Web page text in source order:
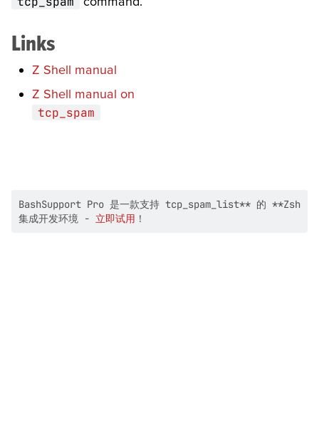
Links
Z Shell manual
Z Shell manual on
tcp_spam
BashSupport Pro 是一款支持 tcp_spam_list** 的 **Zsh
集成开发环境 - 立即试用 ！